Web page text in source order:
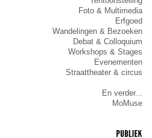
Foto & Multimedia
Erfgoed
Wandelingen & Bezoeken
Debat & Colloquium
Workshops & Stages
Evenementen
Straattheater & circus
En verder...
MoMuse